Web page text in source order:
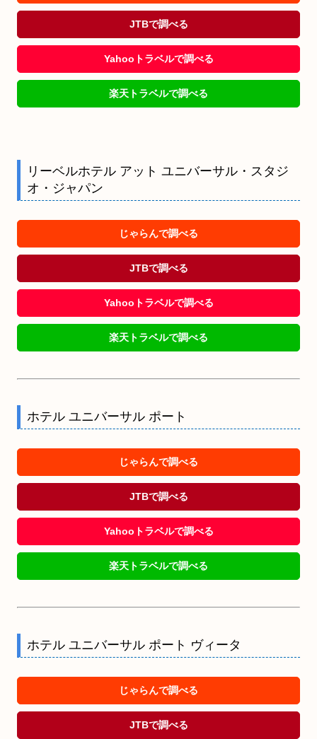
JTBで調べる
Yahooトラベルで調べる
楽天トラベルで調べる
リーベルホテル アット ユニバーサル・スタジ
オ・ジャパン
じゃらんで調べる
JTBで調べる
Yahooトラベルで調べる
楽天トラベルで調べる
ホテル ユニバーサル ポート
じゃらんで調べる
JTBで調べる
Yahooトラベルで調べる
楽天トラベルで調べる
ホテル ユニバーサル ポート ヴィータ
じゃらんで調べる
JTBで調べる